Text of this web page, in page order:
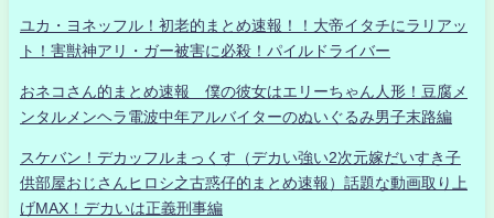
ユカ・ヨネッフル！初老的まとめ速報！！大帝イタチにラリアッ
ト！害獣神アリ・ガー被害に必殺！パイルドライバー
おネコさん的まとめ速報 僕の彼女はエリーちゃん人形！豆腐メ
ンタルメンヘラ電波中年アルバイターのぬいぐるみ男子末路編
スケバン！デカッフルまっくす（デカい強い2次元嫁だいすき子
供部屋おじさんヒロシ之古惑仔的まとめ速報）話題な動画取り上
げMAX！デカいは正義刑事編